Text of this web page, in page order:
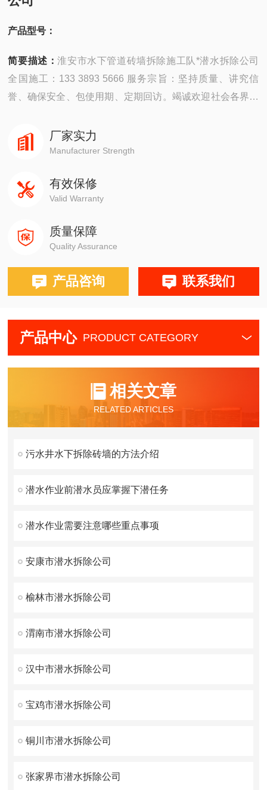
产品型号：
简要描述：淮安市水下管道砖墙拆除施工队*潜水拆除公司
全国施工：133 3893 5666 服务宗旨：坚持质量、讲究信
誉、确保安全、包使用期、定期回访。竭诚欢迎社会各界朋
手共进，共展宏图，使潜水特技进一步得到发扬光大。
厂家实力
Manufacturer Strength
有效保修
Valid Warranty
质量保障
Quality Assurance
产品咨询 联系我们
产品中心 PRODUCT CATEGORY
相关文章
RELATED ARTICLES
污水井水下拆除砖墙的方法介绍
潜水作业前潜水员应掌握下潜任务
潜水作业需要注意哪些重点事项
安康市潜水拆除公司
榆林市潜水拆除公司
渭南市潜水拆除公司
汉中市潜水拆除公司
宝鸡市潜水拆除公司
铜川市潜水拆除公司
张家界市潜水拆除公司